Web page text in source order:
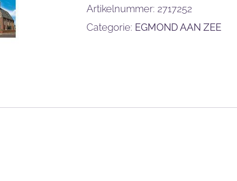
Artikelnummer: 2717252
Categorie: EGMOND AAN ZEE